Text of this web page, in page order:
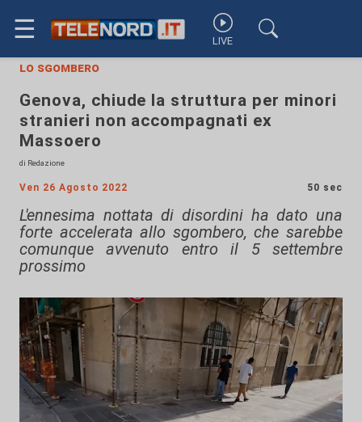
☰ LIVE
lo sgombero
Genova, chiude la struttura per minori
stranieri non accompagnati ex
Massoero
di Redazione
Ven 26 Agosto 2022 50 sec
L'ennesima nottata di disordini ha dato una
forte accelerata allo sgombero, che sarebbe
comunque avvenuto entro il 5 settembre
prossimo